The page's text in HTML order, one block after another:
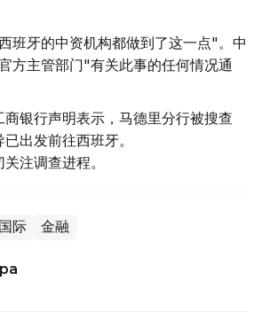
班牙的中资机构都做到了这一点"。中
方主管部门"有关此事的任何情况通
商银行声明表示，马德里分行被搜查
出发前往西班牙。
注调查进程。
国际 金融